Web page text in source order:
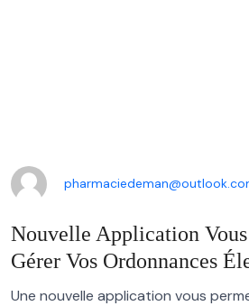
Nouvelle Application
Gérer Vos Ordonnances
Une nouvelle application vous